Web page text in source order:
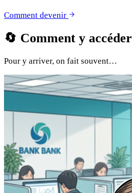
Comment devenir
🔄 Comment y accéder
Pour y arriver, on fait souvent…